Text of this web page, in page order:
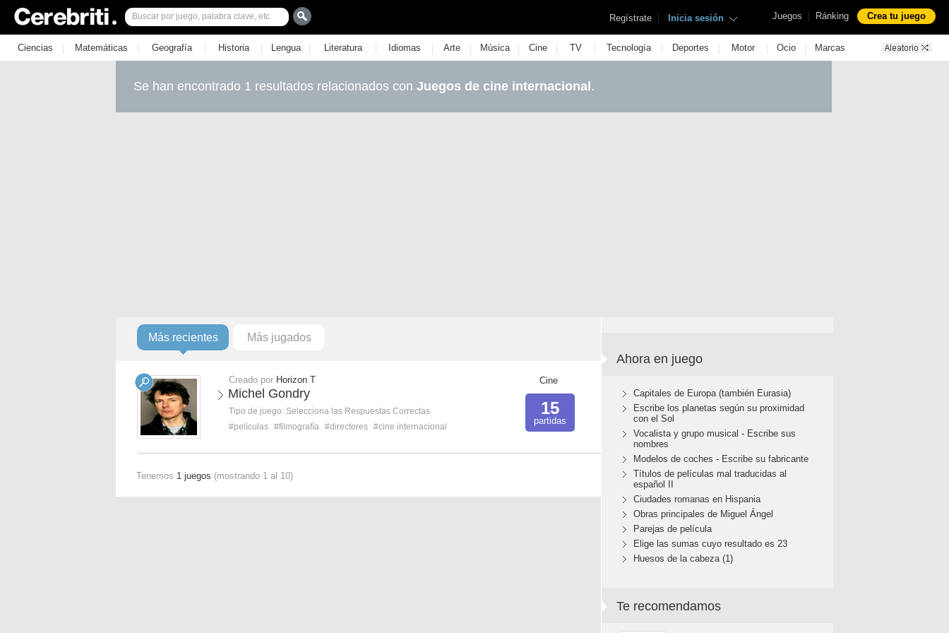
Juegos | Ránking Crea tu juego
Regístrate | Inicia sesión
Ciencias | Matemáticas | Geografía | Historia | Lengua | Literatura | Idiomas | Arte | Música | Cine | TV | Tecnología | Deportes | Motor | Ocio | Marcas
Se han encontrado 1 resultados relacionados con Juegos de cine internacional .
Más recientes Más jugados
Creado por Horizon T
Michel Gondry
Tipo de juego: Selecciona las Respuestas Correctas
#películas #filmografía #directores #cine internacional
Cine
15
partidas
Tenemos 1 juegos (mostrando 1 al 10)
Ahora en juego
Capitales de Europa (también Eurasia)
Escribe los planetas según su proximidad
con el Sol
Vocalista y grupo musical - Escribe sus
nombres
Modelos de coches - Escribe su fabricante
Títulos de películas mal traducidas al
español II
Ciudades romanas en Hispania
Obras principales de Miguel Ángel
Parejas de película
Elige las sumas cuyo resultado es 23
Huesos de la cabeza (1)
Te recomendamos